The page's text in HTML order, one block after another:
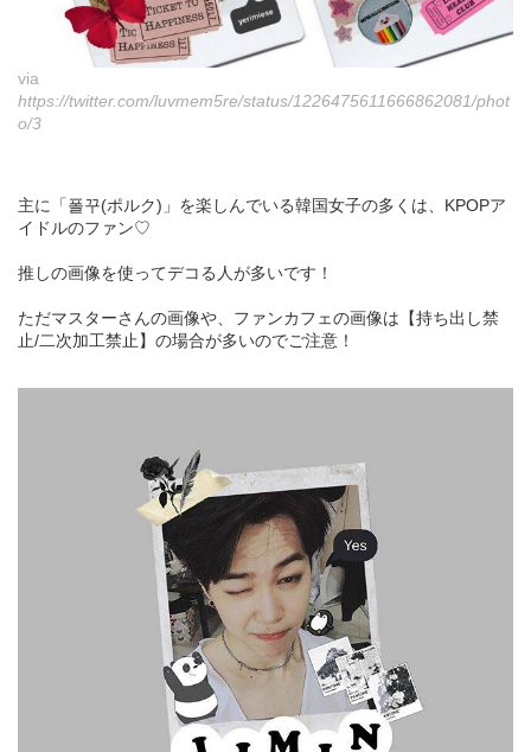
via
https://twitter.com/luvmem5re/status/1226475611666862081/phot
o/3
主に「폴꾸(ポルク)」を楽しんでいる韓国女子の多くは、KPOPア
イドルのファン♡
推しの画像を使ってデコる人が多いです！
ただマスターさんの画像や、ファンカフェの画像は【持ち出し禁
止/二次加工禁止】の場合が多いのでご注意！